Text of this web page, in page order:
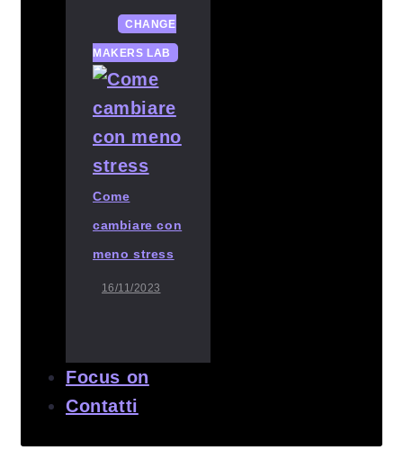
CHANGE
MAKERS LAB
Come
cambiare con
meno stress
16/11/2023
Focus on
Contatti